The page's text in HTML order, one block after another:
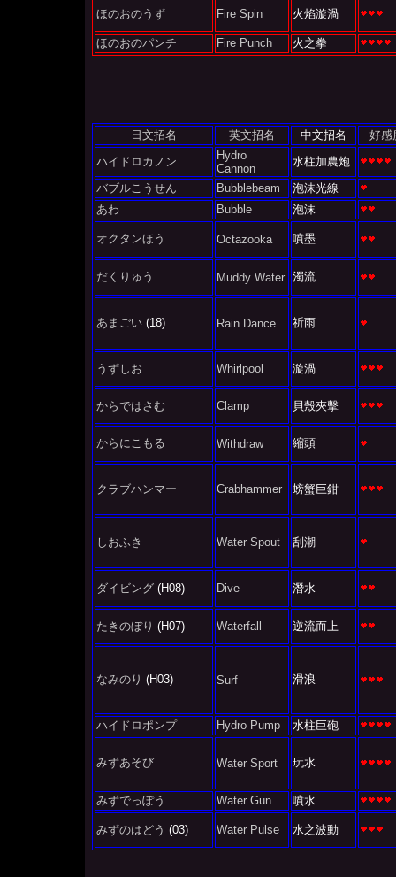
ほのおのうず Fire Spin 火焰漩渦
ほのおのパンチ Fire Punch 火之拳
日文招名 英文招名 中文招名
好感
ハイドロカノン
Hydro
Cannon
水柱加農炮
バブルこうせん
Bubblebeam
泡沫光線
あわ
Bubble 泡沫
オクタンほう Octazooka 噴墨
だくりゅう Muddy Water 濁流
あまごい (18) Rain Dance 祈雨
うずしお Whirlpool 漩渦
からではさむ Clamp 貝殼夾擊
からにこもる Withdraw 縮頭
クラブハンマー Crabhammer 螃蟹巨鉗
しおふき Water Spout 刮潮
ダイビング (H08) Dive 潛水
たきのぼり (H07) Waterfall 逆流而上
なみのり (H03) Surf 滑浪
ハイドロポンプ Hydro Pump 水柱巨砲
みずあそび Water Sport 玩水
みずでっぽう Water Gun 噴水
みずのはどう (03) Water Pulse 水之波動